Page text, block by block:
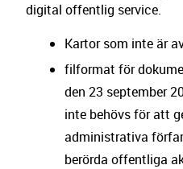
digital offentlig service.
Kartor som inte är
filformat för
den 23 september
inte behövs för att
administrativa
berörda offentliga